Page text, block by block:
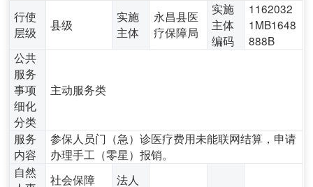
行使
层级
县级
实施
主体
永昌县医
疗保障局
实施
主体
编码
1162032
1MB1648
888B
公共
服务
事项
细化
分类
主动服务类
服务
内容
参保人员门（急）诊医疗费用未能联网结算，申请
办理手工（零星）报销。
自然
社会保障
法人